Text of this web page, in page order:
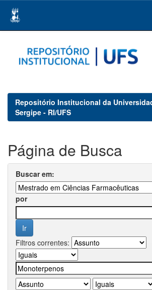
navigation
Repositório Institucional da
Sergipe - RI/UFS
Página de Busca
Buscar em:
por
Filtros correntes: